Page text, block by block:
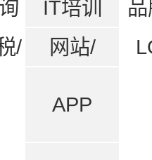
IT培训
/ 网站/
APP